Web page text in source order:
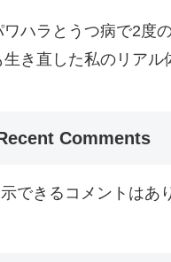
ワハラとうつ病で2度
生き直した私のリアル
Comments
できるコメントはあ